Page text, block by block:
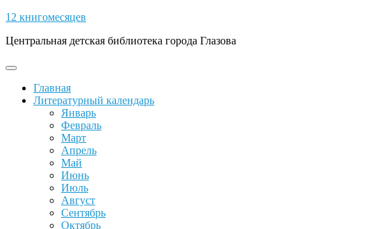
Skip
content
12 книгомесяцев
Центральная детская библиотека города Глазова
Open
ButtonГлавная
Литературный календарь
Январь
Февраль
Март
Апрель
Май
Июнь
Июль
Август
Сентябрь
Октябрь